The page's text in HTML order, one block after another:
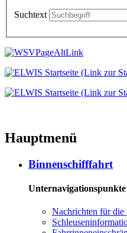
Suchtext
Hauptmenü
Binnenschifffahrt
Unternavigationspunkte
Nachrichten für